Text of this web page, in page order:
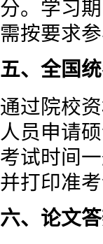
分。学习
需按要求参
五、全国
通过院校
人员申请
考试时间
并打印准考
六、论文